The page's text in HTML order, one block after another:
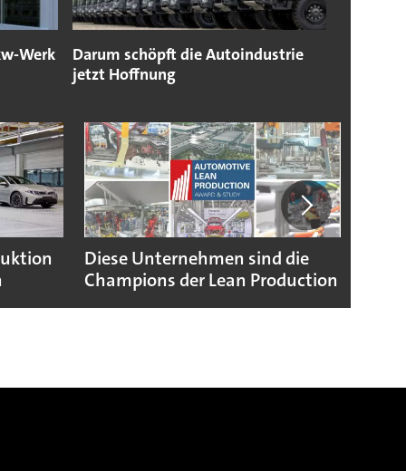
Werk
Darum schöpft die Autoindustrie
jetzt Hoffnung
Diese Unternehmen sind die
Champions der Lean Production